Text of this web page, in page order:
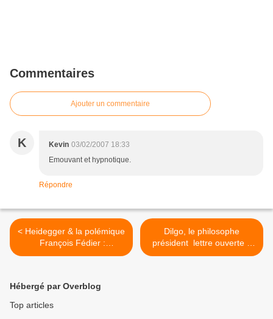
Commentaires
Ajouter un commentaire
K Kevin 03/02/2007 18:33
Emouvant et hypnotique.
Répondre
< Heidegger & la polémique
 François Fédier :
Mécanique de la
Dilgo, le philosophe
président  lettre ouverte à
M. Romano, professeur à
Hébergé par Overblog
Top articles